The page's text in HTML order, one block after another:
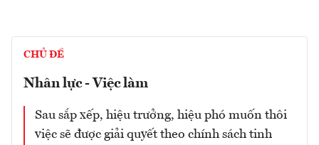
CHỦ ĐỀ
Nhân lực - Việc làm
Sau sắp xếp, hiệu trưởng, hiệu phó muốn thôi
việc sẽ được giải quyết theo chính sách tinh